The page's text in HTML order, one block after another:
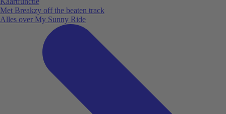
Met Breakzy off the beaten track
Alles over My Sunny Ride